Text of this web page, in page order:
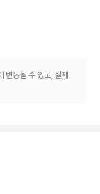
변동될 수 있고, 실제